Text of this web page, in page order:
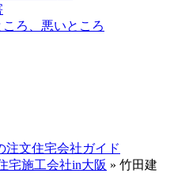
ろ、悪いところ
注文住宅会社ガイド
宅施工会社in大阪 » 竹田建